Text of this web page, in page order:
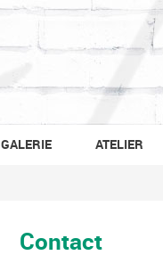
GALERIE ATELIER
Contact